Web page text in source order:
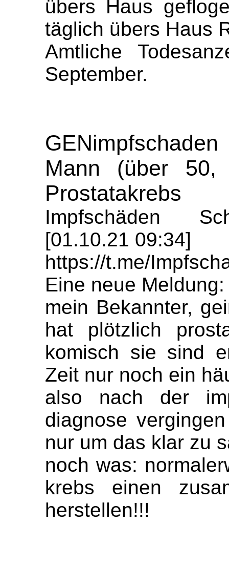
übers Haus
täglich übers Haus
Amtliche
September.
Mann (über 50,
Prostatakrebs
Impfschäden
[01.10.21 09:34]
https://t.me/
Eine neue Meldung:
mein Bekannter,
hat plötzlich
komisch sie sind
Zeit nur noch ein
also nach der
diagnose
nur um das klar zu
noch was:
krebs einen
herstellen!!!